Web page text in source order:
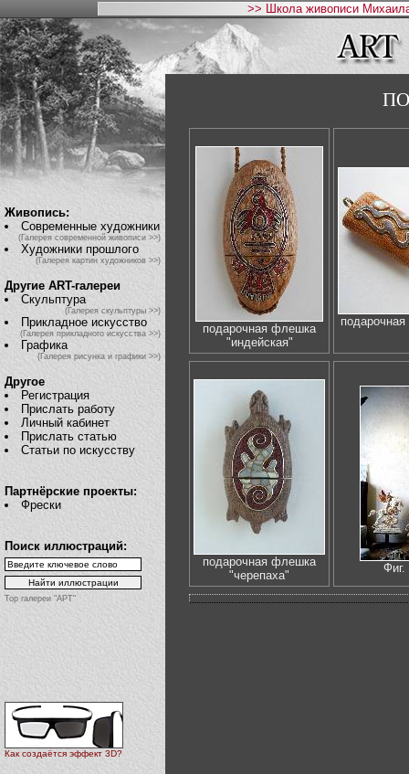
>> Школа живописи
Живопись:
Современные художники
(Галерея современной живописи >>)
Художники прошлого
(Галерея картин художников >>)
Другие ART-галереи
Скульптура
(Галерея скульптуры >>)
Прикладное искусство
(Галерея прикладного искусства >>)
Графика
(Галерея рисунка и графики >>)
Другое
Регистрация
Прислать работу
Личный кабинет
Прислать статью
Статьи по искусству
Партнёрские проекты:
Фрески
Поиск иллюстраций:
Top галереи "АРТ"
Как создаётся эффект 3D?
подарочная флешка
"индейская"
подарочная флешка
"черепаха"
Фиг.